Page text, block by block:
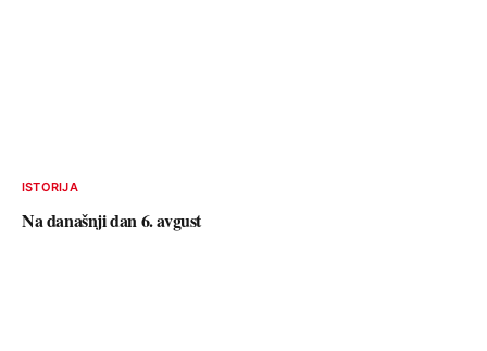
ISTORIJA
Na današnji dan 6. avgust